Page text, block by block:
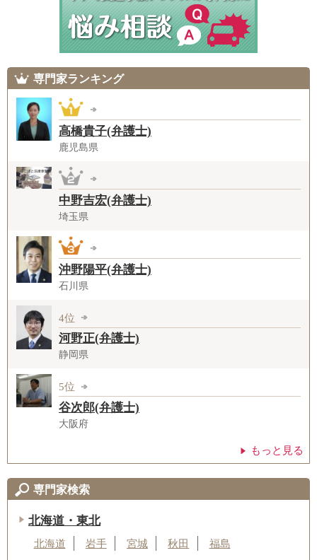
専門家ランキング
高橋貴子(弁護士)
鹿児島県
中野吉宏(弁護士)
埼玉県
沖野陽平(弁護士)
石川県
4位
河野正(弁護士)
静岡県
5位
谷次郎(弁護士)
大阪府
もっと見る
専門家検索
北海道・東北
北海道 岩手 宮城 秋田 福島